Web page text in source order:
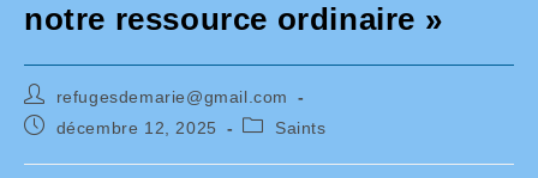
notre ressource ordinaire »
Auteur/autrice
de
la
publication :
refugesdemarie@gmail.com
Publication
décembre 12, 2025
PostSaints